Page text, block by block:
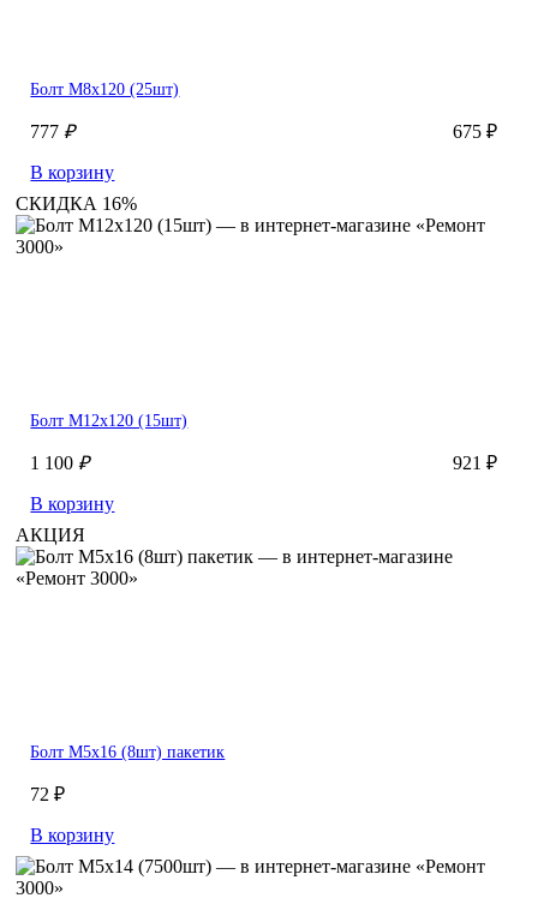
Болт М8х120 (25шт)
777₽
675 ₽
В корзину
СКИДКА 16%
Болт М12х120 (15шт)
1 100₽
921 ₽
В корзину
АКЦИЯ
Болт М5х16 (8шт) пакетик
72 ₽
В корзину